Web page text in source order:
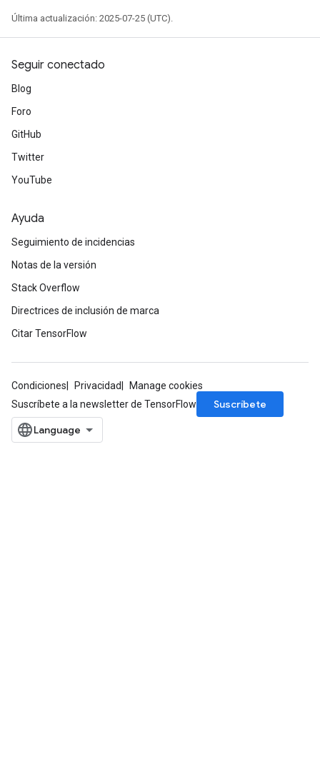
Última actualización: 2025-07-25 (UTC).
Seguir conectado
Blog
Foro
GitHub
Twitter
YouTube
Ayuda
Seguimiento de incidencias
Notas de la versión
Stack Overflow
Directrices de inclusión de marca
Citar TensorFlow
Condiciones Privacidad
Manage cookies
Suscríbete a la newsletter de TensorFlow
Suscríbete